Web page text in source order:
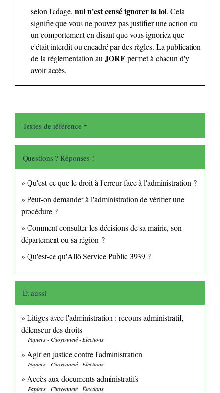
selon l'adage, nul n'est censé ignorer la loi. Cela
signifie que vous ne pouvez pas justifier une action ou
un comportement en disant que vous ignoriez que
c'était interdit ou encadré par des règles. La publication
de la réglementation au JORFpermet à chacun d'y
avoir accès.
Textes de référence
Questions ? Réponses !
Qu'est-ce que le droit à l'erreur face à l'administration ?
Peut-on demander à l'administration de vérifier une
procédure ?
Comment consulter les décisions de sa mairie, son
département ou sa région ?
Qu'est-ce qu'Allô Service Public 3939 ?
Et aussi
Litiges avec l'administration : recours administratif,
défenseur des droits
Papiers - Citoyenneté - Élections
Agir en justice contre l'administration
Papiers - Citoyenneté - Élections
Accès aux documents administratifs
Papiers - Citoyenneté - Élections